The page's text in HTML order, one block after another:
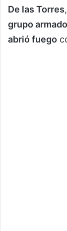
De las Torres
grupo armado
abrió fuego